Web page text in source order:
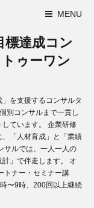
MENU
標達成コン
ゥーワン
を支援するコンサルタ
別コンサルまで一貫し
ています。 企業研修
「人材育成」と「業績
サルでは、一人一人の
」で伴走します。 オ
トナー・セミナー講
〜9時、200回以上継続